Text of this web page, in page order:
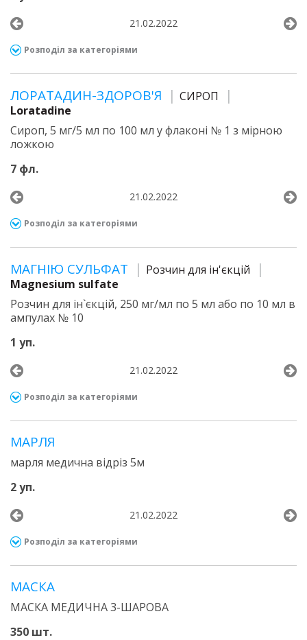
21.02.2022
Розподіл за категоріями
ЛОРАТАДИН-ЗДОРОВ'Я
СИРОП
Loratadine
Сироп, 5 мг/5 мл по 100 мл у флаконі № 1 з мірною
ложкою
7 фл.
21.02.2022
Розподіл за категоріями
МАГНІЮ СУЛЬФАТ
Розчин для ін'єкцій
Magnesium sulfate
Розчин для ін`єкцій, 250 мг/мл по 5 мл або по 10 мл в
ампулах № 10
1 уп.
21.02.2022
Розподіл за категоріями
МАРЛЯ
марля медична відріз 5м
2 уп.
21.02.2022
Розподіл за категоріями
МАСКА
МАСКА МЕДИЧНА 3-ШАРОВА
350 шт.